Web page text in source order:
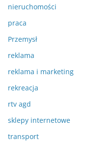
nieruchomości
praca
Przemysł
reklama
reklama i marketing
rekreacja
rtv agd
sklepy internetowe
transport